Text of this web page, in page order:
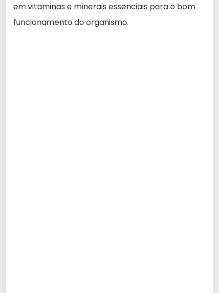
em vitaminas e minerais essenciais para o bom
funcionamento do organismo.